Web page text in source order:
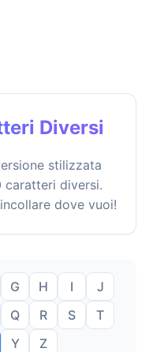
Diversi
stilizzata
caratteri diversi.
dove vuoi!
G H I
J
Q R S
T
Y Z